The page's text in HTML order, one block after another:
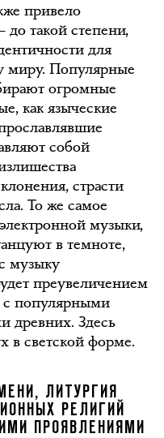
привело
такой степени,
для
миру. Популярные
огромные
как языческие
собой
страсти
То же самое
музыки,
в темноте,
музыку
преувеличением
с популярными
древних. Здесь
в светской форме.
ЛИТУРГИЯ
РЕЛИГИЙ
ПРОЯВЛЕНИЯМИ